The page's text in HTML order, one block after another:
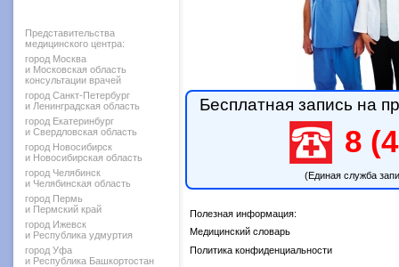
Представительства
медицинского центра:
город Москва
и Московская область
консультации врачей
город Санкт-Петербург
и Ленинградская область
город Екатеринбург
и Свердловская область
город Новосибирск
и Новосибирская область
город Челябинск
и Челябинская область
город Пермь
и Пермский край
город Ижевск
и Республика удмуртия
город Уфа
и Республика Башкортостан
Бесплатная запись на
8
(Единая служба
Полезная информация:
Медицинский словарь
Политика конфиденциальности